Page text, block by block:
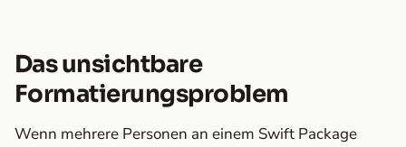
Das unsichtbare
Formatierungsproblem
Wenn mehrere Personen an einem Swift Package